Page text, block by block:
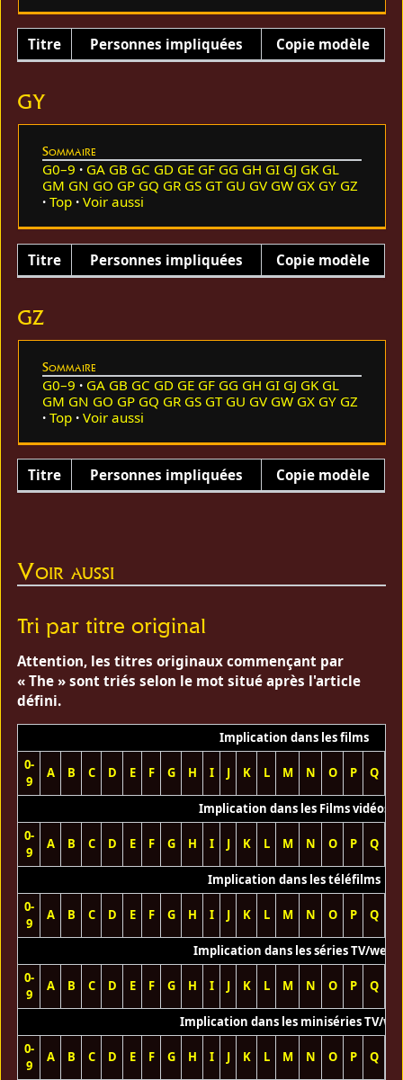
Titre Personnes impliquées Copie modèle
GY
Sommaire
G0–9 GA GB GC GD GE GF GG GH GI GJ GK GL
GM GN GO GP GQ GR GS GT GU GV GW GX GY GZ
Top
Voir aussi
Titre Personnes impliquées Copie modèle
GZ
Sommaire
G0–9 GA GB GC GD GE GF GG GH GI GJ GK GL
GM GN GO GP GQ GR GS GT GU GV GW GX GY GZ
Top
Voir aussi
Titre Personnes impliquées Copie modèle
Voir aussi
Tri par titre original
Attention, les titres originaux commençant par
« The » sont triés selon le mot situé après l'article
défini.
Implication dans les films
0-
9
A B C D E F G H I J K L M N O P Q
Implication dans les Films vidéos
0-
9
A B C D E F G H I J K L M N O P Q
Implication dans les téléfilms
0-
9
A B C D E F G H I J K L M N O P Q
Implication dans les séries TV/web
0-
9
A B C D E F G H I J K L M N O P Q
Implication dans les miniséries TV/
0-
9
A B C D E F G H I J K L M N O P Q